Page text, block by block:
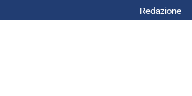
Redazione